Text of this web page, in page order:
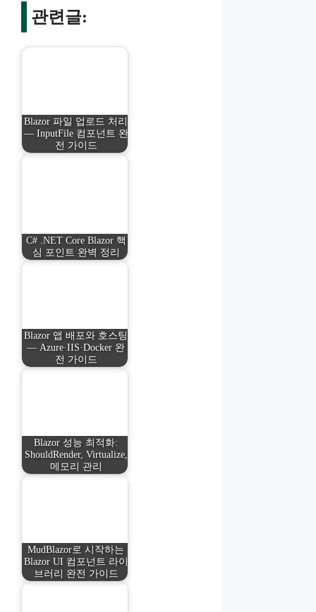
관련글:
Blazor 파일 업로드 처리
— InputFile 컴포넌트 완
전 가이드
C# .NET Core Blazor 핵
심 포인트 완벽 정리
Blazor 앱 배포와 호스팅
— Azure·IIS·Docker 완
전 가이드
Blazor 성능 최적화:
ShouldRender, Virtualize,
메모리 관리
MudBlazor로 시작하는
Blazor UI 컴포넌트 라이
브러리 완전 가이드